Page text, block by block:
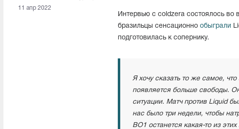
для Америки
11 апр 2022
Интервью с coldzera состоялось во
бразильцы сенсационно обыграли
подготовилась к сопернику.
Я хочу сказать то же самое,
появляется больше свободы.
ситуации. Матч против Liquid
нас было три недели, чтобы
BO1 останется какая-то из